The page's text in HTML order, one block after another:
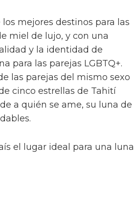
mejores destinos para las
miel de lujo, y con una
y la identidad de
para las parejas LGBTQ+.
las parejas del mismo sexo
cinco estrellas de Tahití
a quién se ame, su luna de
el lugar ideal para una luna